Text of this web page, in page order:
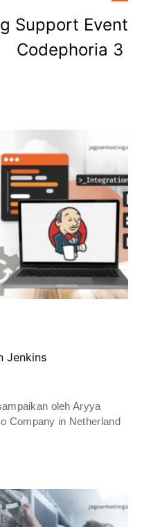
Support Event
Codephoria 3
Jenkins
oleh Aryya
Company in Netherland